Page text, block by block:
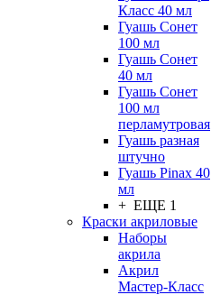
Класс 40 мл
Гуашь Сонет
100 мл
Гуашь Сонет
40 мл
Гуашь Сонет
100 мл
перламутровая
Гуашь разная
штучно
Гуашь Pinax 40
мл
+ ЕЩЕ 1
Краски акриловые
Наборы
акрила
Акрил
Мастер-Класс